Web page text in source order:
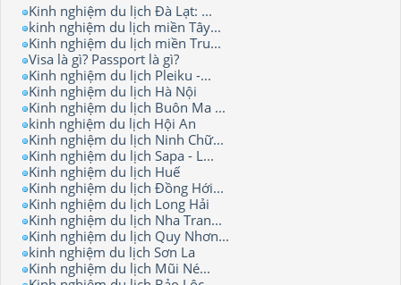
Kinh nghiệm du lịch Đà Lạt: ...
kinh nghiệm du lịch miền Tây...
Kinh nghiệm du lịch miền Tru...
Visa là gì? Passport là gì?
Kinh nghiệm du lịch Pleiku -...
Kinh nghiệm du lịch Hà Nội
Kinh nghiệm du lịch Buôn Ma ...
kinh nghiệm du lịch Hội An
Kinh nghiệm du lịch Ninh Chữ...
Kinh nghiệm du lịch Sapa - L...
Kinh nghiệm du lịch Huế
Kinh nghiệm du lịch Đồng Hới...
Kinh nghiệm du lịch Long Hải
Kinh nghiệm du lịch Nha Tran...
Kinh nghiệm du lịch Quy Nhơn...
kinh nghiệm du lịch Sơn La
Kinh nghiệm du lịch Mũi Né...